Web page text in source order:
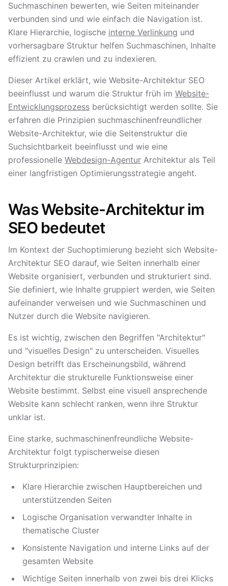
Suchmaschinen bewerten, wie Seiten miteinander
verbunden sind und wie einfach die Navigation ist.
Klare Hierarchie, logische interne Verlinkung und
vorhersagbare Struktur helfen Suchmaschinen, Inhalte
effizient zu crawlen und zu indexieren.
Dieser Artikel erklärt, wie Website-Architektur SEO
beeinflusst und warum die Struktur früh im Website-
Entwicklungsprozess berücksichtigt werden sollte. Sie
erfahren die Prinzipien suchmaschinenfreundlicher
Website-Architektur, wie die Seitenstruktur die
Suchsichtbarkeit beeinflusst und wie eine
professionelle Webdesign-Agentur Architektur als Teil
einer langfristigen Optimierungsstrategie angeht.
Was Website-Architektur im
SEO bedeutet
Im Kontext der Suchoptimierung bezieht sich Website-
Architektur SEO darauf, wie Seiten innerhalb einer
Website organisiert, verbunden und strukturiert sind.
Sie definiert, wie Inhalte gruppiert werden, wie Seiten
aufeinander verweisen und wie Suchmaschinen und
Nutzer durch die Website navigieren.
Es ist wichtig, zwischen den Begriffen "Architektur"
und "visuelles Design" zu unterscheiden. Visuelles
Design betrifft das Erscheinungsbild, während
Architektur die strukturelle Funktionsweise einer
Website bestimmt. Selbst eine visuell ansprechende
Website kann schlecht ranken, wenn ihre Struktur
unklar ist.
Eine starke, suchmaschinenfreundliche Website-
Architektur folgt typischerweise diesen
Strukturprinzipien:
Klare Hierarchie zwischen Hauptbereichen und
unterstützenden Seiten
Logische Organisation verwandter Inhalte in
thematische Cluster
Konsistente Navigation und interne Links auf der
gesamten Website
Wichtige Seiten innerhalb von zwei bis drei Klicks